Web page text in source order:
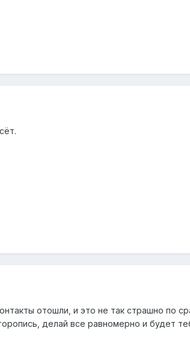
отошли, и это не так страшно по
делай все равномерно и будет